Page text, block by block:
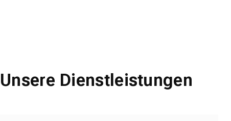
Unsere Dienstleistungen